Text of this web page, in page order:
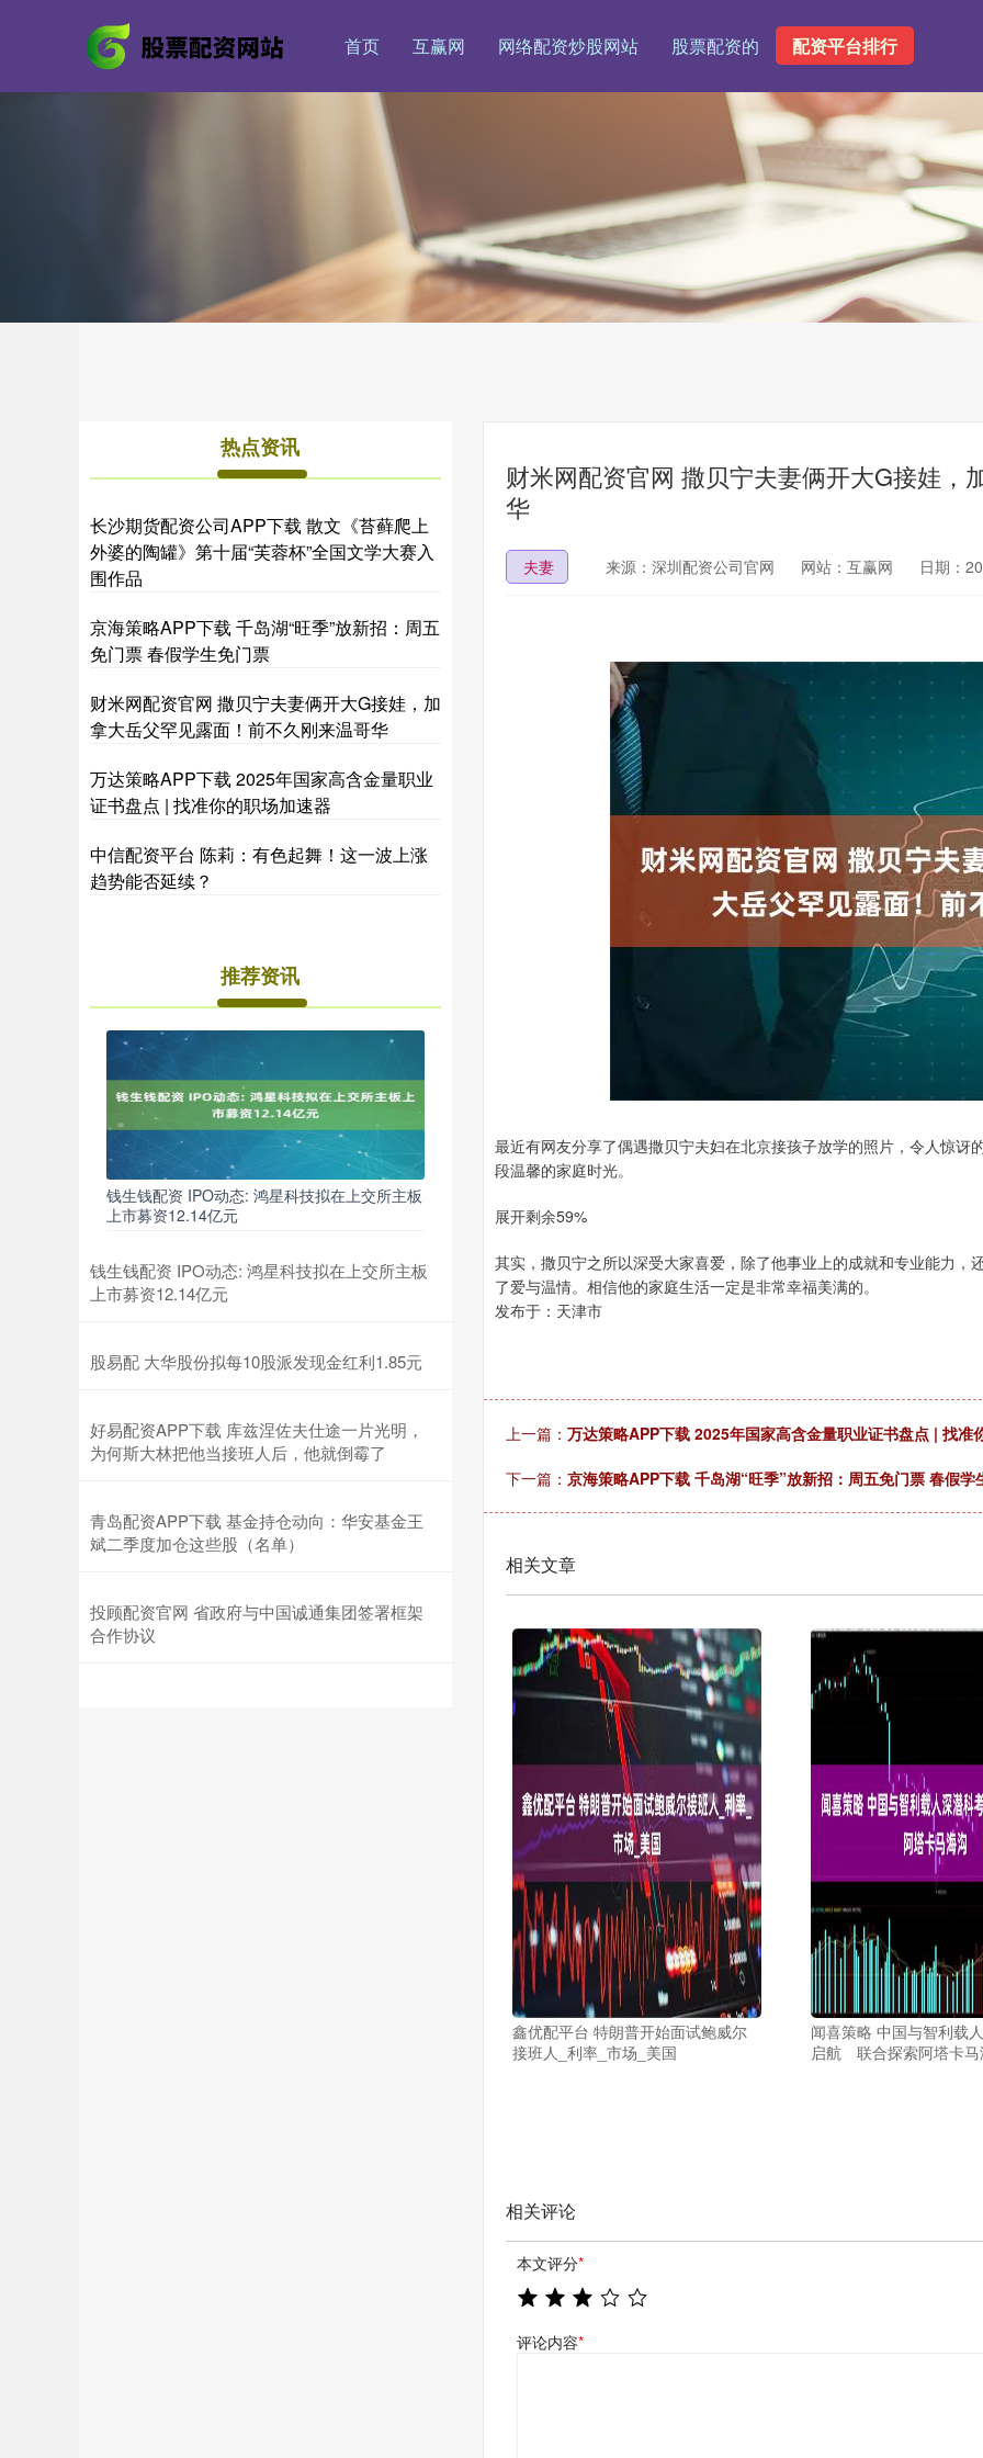
首页 互赢网 网络配资炒股网站 股票配资的 配资平台排行
财米网配资官网 撒贝宁夫妻俩开大G接娃，
华
夫妻 来源：深圳配资公司官网 网站：互赢网 日期：
最近有网友分享了偶遇撒贝宁夫妇在北京接孩子放学的照片，令人惊
段温馨的家庭时光。
展开剩余59%
其实，撒贝宁之所以深受大家喜爱，除了他事业上的成就和专业能力
了爱与温情。相信他的家庭生活一定是非常幸福美满的。
发布于：天津市
上一篇： 万达策略APP下载 2025年国家高含金量职业证书盘点 | 找准
下一篇： 京海策略APP下载 千岛湖“旺季”放新招：周五免门票 春假学
相关文章
鑫优配平台 特朗普开始面试鲍威尔
接班人_利率_市场_美国
闻喜策略 中国与智利载
启航 联合探索阿塔卡马
相关评论
本文评分*
评论内容*
热点资讯
长沙期货配资公司APP下载 散文《苔藓爬上
外婆的陶罐》第十届“芙蓉杯”全国文学大赛入
围作品
京海策略APP下载 千岛湖“旺季”放新招：周五
免门票 春假学生免门票
财米网配资官网 撒贝宁夫妻俩开大G接娃，加
拿大岳父罕见露面！前不久刚来温哥华
万达策略APP下载 2025年国家高含金量职业
证书盘点 | 找准你的职场加速器
中信配资平台 陈莉：有色起舞！这一波上涨
趋势能否延续？
推荐资讯
钱生钱配资 IPO动态: 鸿星科技拟在上交所主板
上市募资12.14亿元
钱生钱配资 IPO动态: 鸿星科技拟在上交所主板
上市募资12.14亿元
股易配 大华股份拟每10股派发现金红利1.85元
好易配资APP下载 库兹涅佐夫仕途一片光明，
为何斯大林把他当接班人后，他就倒霉了
青岛配资APP下载 基金持仓动向：华安基金王
斌二季度加仓这些股（名单）
投顾配资官网 省政府与中国诚通集团签署框架
合作协议